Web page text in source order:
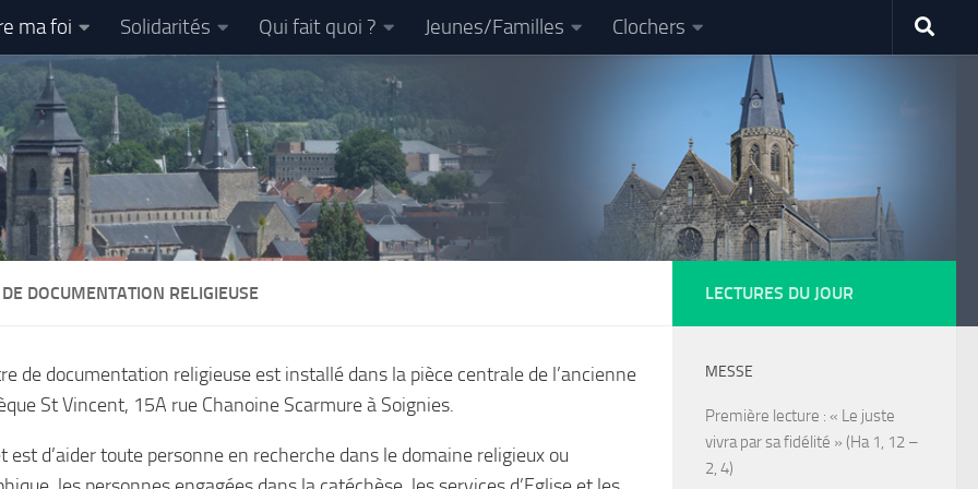
ma foi Solidarités Qui fait quoi ? Jeunes/Familles Clochers
DOCUMENTATION RELIGIEUSE
de documentation religieuse est installé dans la pièce centrale de l’ancienne
St Vincent, 15A rue Chanoine Scarmure à Soignies.
est d’aider toute personne en recherche dans le domaine religieux ou
LECTURES DU JOUR
MESSE
Première lecture : « Le juste
vivra par sa fidélité » (Ha 1, 12 –
2, 4)